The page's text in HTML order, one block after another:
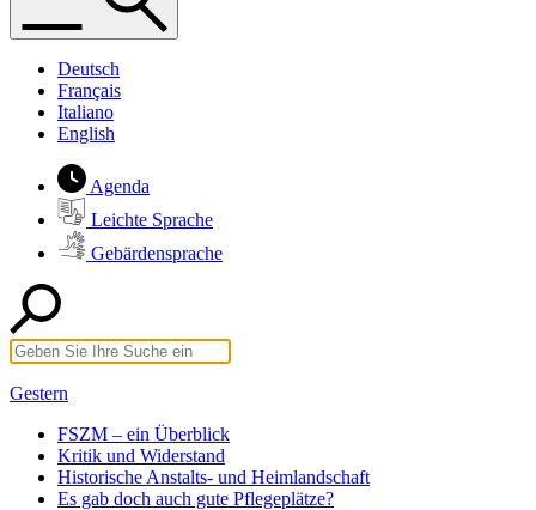
Deutsch
Français
Italiano
English
Agenda
Leichte Sprache
Gebärdensprache
Gestern
FSZM – ein Überblick
Kritik und Widerstand
Historische Anstalts- und Heimlandschaft
Es gab doch auch gute Pflegeplätze?